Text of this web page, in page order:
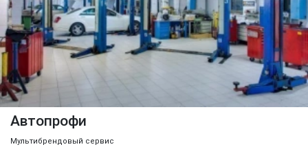
Автопрофи
Мультибрендовый сервис